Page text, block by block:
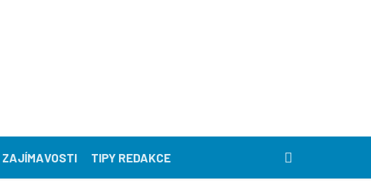
ZAJÍMAVOSTI TIPY REDAKCE